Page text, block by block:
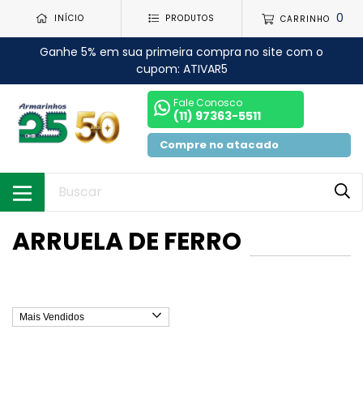
INÍCIO PRODUTOS CARRINHO 0
Ganhe 5% em sua primeira compra no site com o
cupom: ATIVAR5
Fale Conosco
(11) 97363-5511
Compre no atacado
ARRUELA DE FERRO